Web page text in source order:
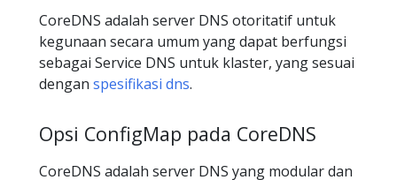
CoreDNS adalah server DNS otoritatif untuk
kegunaan secara umum yang dapat berfungsi
sebagai Service DNS untuk klaster, yang sesuai
dengan spesifikasi dns.
Opsi ConfigMap pada CoreDNS
CoreDNS adalah server DNS yang modular dan